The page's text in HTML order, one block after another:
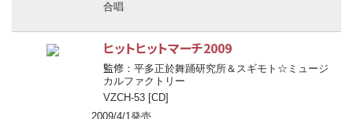
合唱
ヒットヒットマーチ2009
監修 ：平多正於舞踊研究所＆スギモト☆ミュージ
カルファクトリー
VZCH-53 [CD]
2009/4/1発売